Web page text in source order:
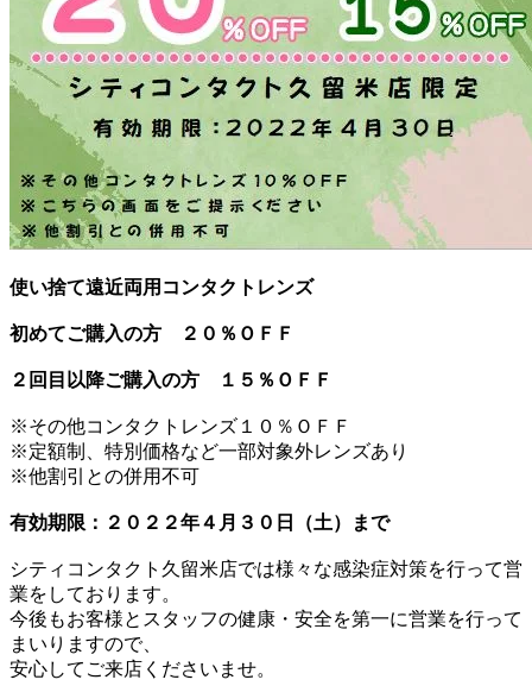
使い捨て遠近両用コンタクトレンズ
初めてご購入の方 ２０％ＯＦＦ
２回目以降ご購入の方 １５％ＯＦＦ
※その他コンタクトレンズ１０％ＯＦＦ
※定額制、特別価格など一部対象外レンズあり
※他割引との併用不可
有効期限：２０２２年４月３０日（土）まで
シティコンタクト久留米店では様々な感染症対策を行って営
業をしております。
今後もお客様とスタッフの健康・安全を第一に営業を行って
まいりますので、
安心してご来店くださいませ。